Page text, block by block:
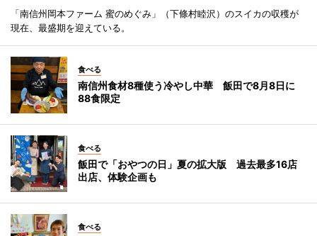
「南信州岡本ファーム 蜜のめぐみ」（下條村睦沢）のスイカの収穫が
現在、最盛期を迎えている。
食べる
南信州食材8種使う冷やし中華 飯田で8月8日に
88食限定
食べる
飯田で「おやつの日」夏の拡大版 過去最多16店
出店、体験企画も
食べる